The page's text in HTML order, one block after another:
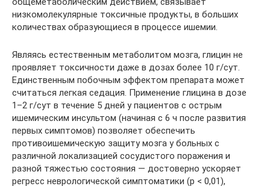
низкомолекулярные токсичные продукты, в больших
количествах образующиеся в процессе ишемии.
Являясь естественным метаболитом мозга, глицин не
проявляет токсичности даже в дозах более 10 г/сут.
Единственным побочным эффектом препарата может
считаться легкая седация. Применение глицина в дозе
1–2 г/сут в течение 5 дней у пациентов с острым
ишемическим инсультом (начиная с 6 ч после развития
первых симптомов) позволяет обеспечить
противоишемическую защиту мозга у больных с
различной локализацией сосудистого поражения и
разной тяжестью состояния — достоверно ускоряет
регресс неврологической симптоматики (p < 0,01),